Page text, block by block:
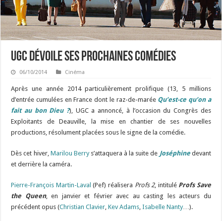
UGC dévoile ses prochaines comédies
06/10/2014 Cinéma
Après une année 2014 particulièrement prolifique (13, 5 millions
d’entrée cumulées en France dont le raz-de-marée Qu’est-ce qu’on a
fait au bon Dieu ?), UGC a annoncé, à l’occasion du Congrès des
Exploitants de Deauville, la mise en chantier de ses nouvelles
productions, résolument placées sous le signe de la comédie.
Dès cet hiver, Marilou Berrys’attaquera à la suite de Joséphinedevant
et derrière la caméra.
Pierre-François Martin-Laval (Pef) réalisera Profs 2, intitulé Profs Save
the Queen, en janvier et février avec au casting les acteurs du
précédent opus (Christian Clavier,Kev Adams,Isabelle Nanty…).